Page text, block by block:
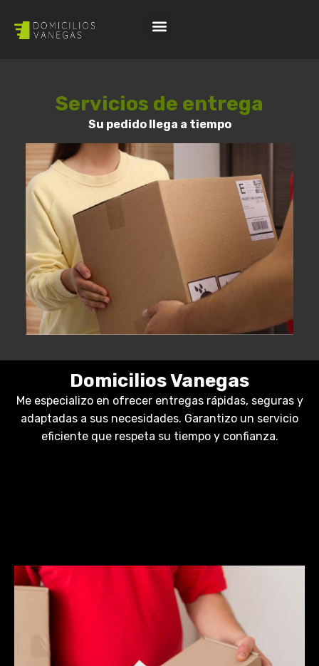
Servicios de entrega
Su pedido llega a tiempo
Domicilios Vanegas
Me especializo en ofrecer entregas rápidas, seguras y
adaptadas a sus necesidades. Garantizo un servicio
eficiente que respeta su tiempo y confianza.